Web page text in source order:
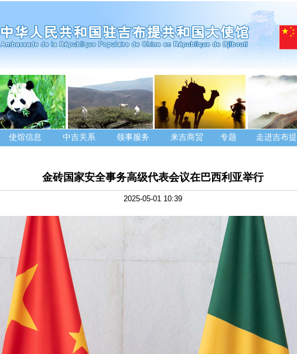
使馆信息 中吉关系 领事服务 来吉商贸 专题 走进吉布提
金砖国家安全事务高级代表会议在巴西利亚举行
2025-05-01 10:39